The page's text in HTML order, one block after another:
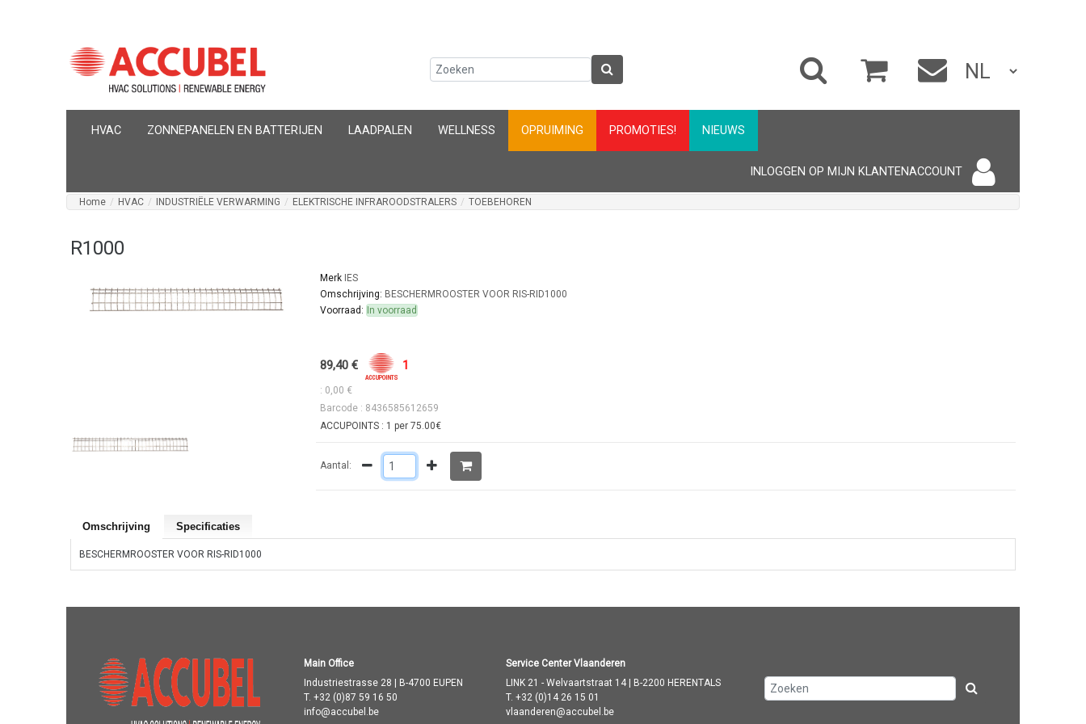
HVAC ZONNEPANELEN EN BATTERIJEN LAADPALEN WELLNESS OPRUIMING PROMOTIES! NIEUWS
INLOGGEN OP MIJN KLANTENACCOUNT
Home / HVAC / INDUSTRIËLE VERWARMING / ELEKTRISCHE INFRAROODSTRALERS / TOEBEHOREN
R1000
MerkIES
Omschrijving: BESCHERMROOSTER VOOR RIS-RID1000
Voorraad:
In voorraad
89,40 € 1
: 0,00 €
Barcode : 8436585612659
ACCUPOINTS : 1 per 75.00€
Aantal:
Omschrijving Specificaties
BESCHERMROOSTER VOOR RIS-RID1000
Main Office
Industriestrasse 28 | B-4700 EUPEN
T. +32 (0)87 59 16 50
info@accubel.be
Service Center Vlaanderen
LINK 21 - Welvaartstraat 14 | B-2200 HERENTALS
T.+32 (0)14 26 15 01
vlaanderen@accubel.be